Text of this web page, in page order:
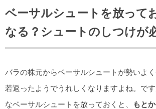
ベーサルシュートを放って
なる？シュートのしつけが
バラの株元からベーサルシュートが勢いよ
若返ったようでうれしくなりますよね。で
なベーサルシュートを放っておくと、
もと